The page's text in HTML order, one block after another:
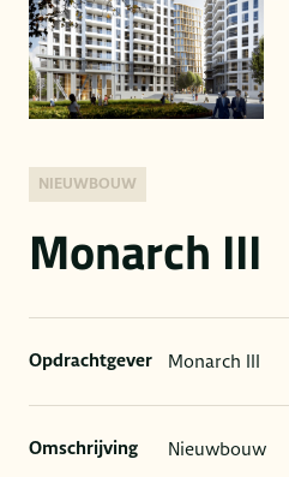
NIEUWBOUW
Monarch III
Opdrachtgever Monarch III
Omschrijving Nieuwbouw